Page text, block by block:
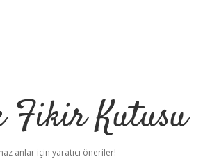
Fikir Kutusu
anlar için yaratıcı öneriler!